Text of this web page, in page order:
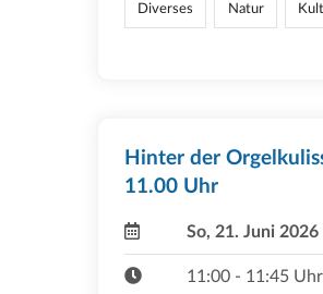
Diverses Natur
Hinter der
11.00 Uhr
So, 21. Juni 2026
11:00 - 11:45 Uhr